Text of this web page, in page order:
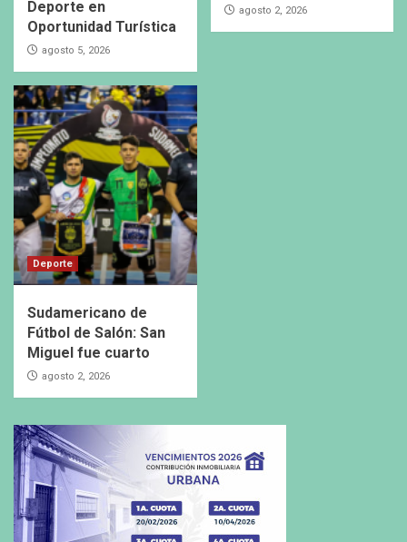
Deporte en
Oportunidad Turística
agosto 5, 2026
agosto 2, 2026
Deporte
Sudamericano de
Fútbol de Salón: San
Miguel fue cuarto
agosto 2, 2026